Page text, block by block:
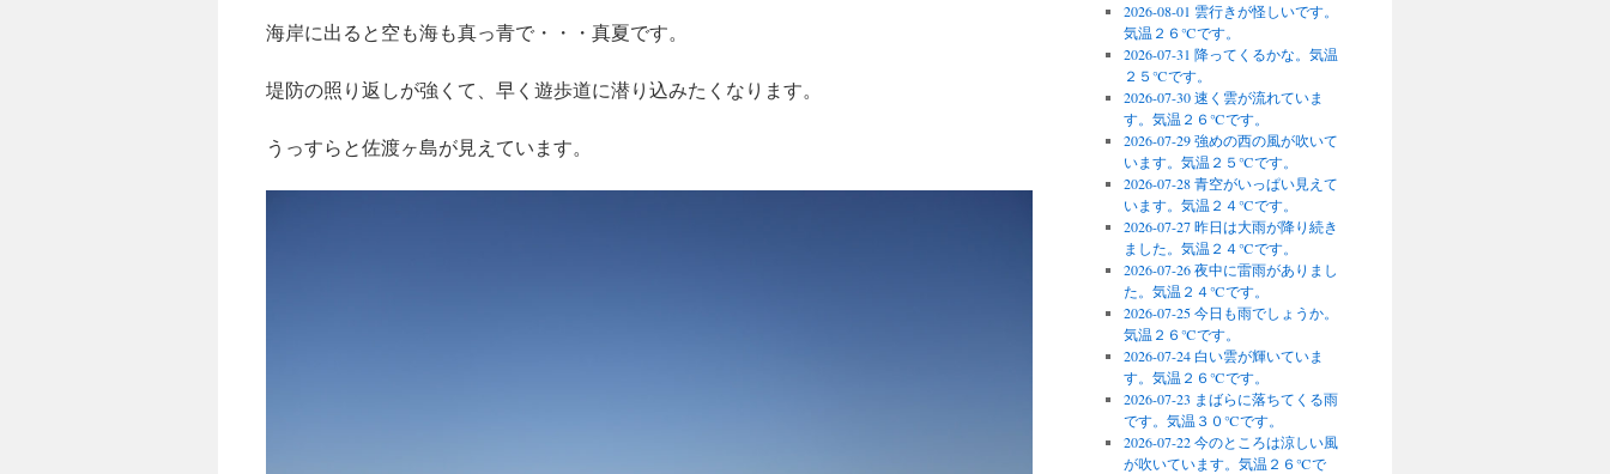
海岸に出ると空も海も真っ青で・・・真夏です。
堤防の照り返しが強くて、早く遊歩道に潜り込みたくなります。
うっすらと佐渡ヶ島が見えています。
2026-08-01 雲行きが怪しいです。
気温２６℃です。
2026-07-31 降ってくるかな。気温
２５℃です。
2026-07-30 速く雲が流れていま
す。気温２６℃です。
2026-07-29 強めの西の風が吹いて
います。気温２５℃です。
2026-07-28 青空がいっぱい見えて
います。気温２４℃です。
2026-07-27 昨日は大雨が降り続き
ました。気温２４℃です。
2026-07-26 夜中に雷雨がありまし
た。気温２４℃です。
2026-07-25 今日も雨でしょうか。
気温２６℃です。
2026-07-24 白い雲が輝いていま
す。気温２６℃です。
2026-07-23 まばらに落ちてくる雨
です。気温３０℃です。
2026-07-22 今のところは涼しい風
が吹いています。気温２６℃で